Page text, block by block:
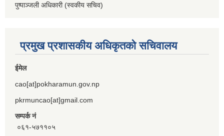
पुष्पाञ्जली अधिकारी (स्वकीय सचिव)
प्रमुख प्रशासकीय अधिकृतको सचिवालय
ईमेल
cao[at]pokharamun.gov.np
pkrmuncao[at]gmail.com
सम्पर्क नं
०६१-५७११०५